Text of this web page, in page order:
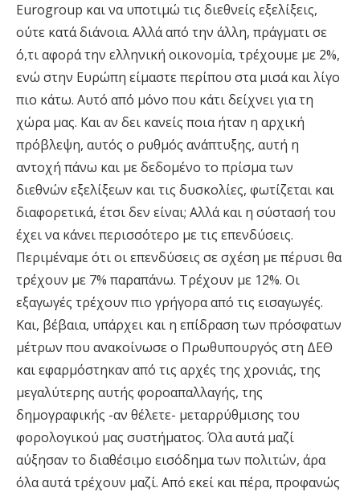
Eurogroup και να υποτιμώ τις διεθνείς εξελίξεις,
ούτε κατά διάνοια. Αλλά από την άλλη, πράγματι σε
ό,τι αφορά την ελληνική οικονομία, τρέχουμε με 2%,
ενώ στην Ευρώπη είμαστε περίπου στα μισά και λίγο
πιο κάτω. Αυτό από μόνο που κάτι δείχνει για τη
χώρα μας. Και αν δει κανείς ποια ήταν η αρχική
πρόβλεψη, αυτός ο ρυθμός ανάπτυξης, αυτή η
αντοχή πάνω και με δεδομένο το πρίσμα των
διεθνών εξελίξεων και τις δυσκολίες, φωτίζεται και
διαφορετικά, έτσι δεν είναι; Αλλά και η σύστασή του
έχει να κάνει περισσότερο με τις επενδύσεις.
Περιμέναμε ότι οι επενδύσεις σε σχέση με πέρυσι θα
τρέχουν με 7% παραπάνω. Τρέχουν με 12%. Οι
εξαγωγές τρέχουν πιο γρήγορα από τις εισαγωγές.
Και, βέβαια, υπάρχει και η επίδραση των πρόσφατων
μέτρων που ανακοίνωσε ο Πρωθυπουργός στη ΔΕΘ
και εφαρμόστηκαν από τις αρχές της χρονιάς, της
μεγαλύτερης αυτής φοροαπαλλαγής, της
δημογραφικής -αν θέλετε- μεταρρύθμισης του
φορολογικού μας συστήματος. Όλα αυτά μαζί
αύξησαν το διαθέσιμο εισόδημα των πολιτών, άρα
όλα αυτά τρέχουν μαζί. Από εκεί και πέρα, προφανώς